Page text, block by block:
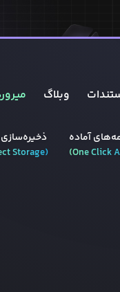
وبلاگ
ذخیره‌سازی
(
Storage
آماده
One Click
)